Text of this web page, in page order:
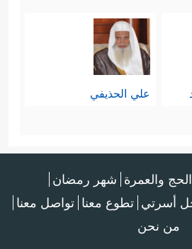
علي الحذيفي
الحج والعمرة شهر رمضان
أسرتي تطوع معنا تواصل معنا
من نحن